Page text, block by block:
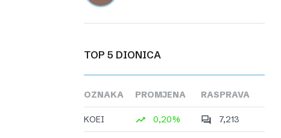
TOP 5 DIONICA
OZNAKA PROMJENA RASPRAVA
KOEI 0,20% 7,213